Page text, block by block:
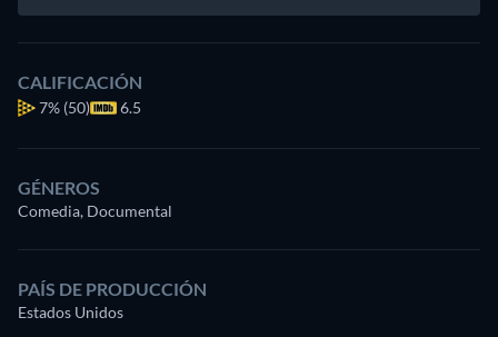
CALIFICACIÓN
7% (50) 6.5
GÉNEROS
Comedia, Documental
PAÍS DE PRODUCCIÓN
Estados Unidos